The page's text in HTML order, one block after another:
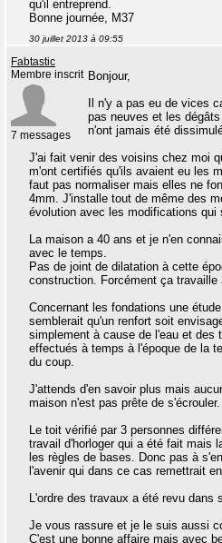
qu'il entreprend.
Bonne journée, M37
30 juillet 2013 à 09:55
Fabtastic
Membre inscrit
7 messages
Bonjour,
Il n'y a pas eu de vices
pas neuves et les
n'ont jamais été
J'ai fait venir des voisins chez moi
m'ont certifiés qu'ils avaient eu les
faut pas normaliser mais elles ne
4mm. J'installe tout de même des
évolution avec les modifications qui
La maison a 40 ans et je n'en
avec le temps.
Pas de joint de dilatation à cette
construction. Forcément ça travaille
Concernant les fondations une
semblerait qu'un renfort soit
simplement à cause de l'eau et des
effectués à temps à l'époque de la
du coup.
J'attends d'en savoir plus mais
maison n'est pas prête de s'écrouler.
Le toit vérifié par 3 personnes
travail d'horloger qui a été fait mais
les règles de bases. Donc pas à
l'avenir qui dans ce cas remettrait
L'ordre des travaux a été revu dans
Je vous rassure et je le suis aussi
C'est une bonne affaire mais avec